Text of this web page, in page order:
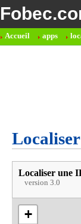
Accueil apps
Localiser une
version 3.0
+